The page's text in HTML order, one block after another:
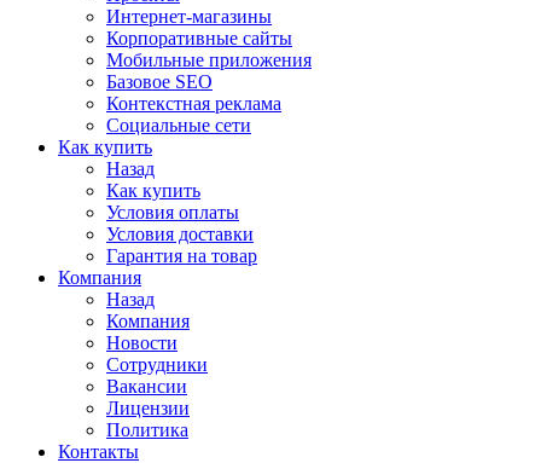
Интернет-магазины
Корпоративные сайты
Мобильные приложения
Базовое SEO
Контекстная реклама
Социальные сети
Как купить
Назад
Как купить
Условия оплаты
Условия доставки
Гарантия на товар
Компания
Назад
Компания
Новости
Сотрудники
Вакансии
Лицензии
Политика
Контакты